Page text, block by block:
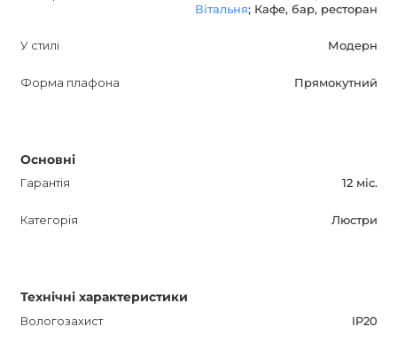
Вітальня; Кафе, бар, ресторан
У стилі Модерн
Форма плафона Прямокутний
Основні
Гарантія 12 міс.
Категорія Люстри
Технічні характеристики
Вологозахист IP20